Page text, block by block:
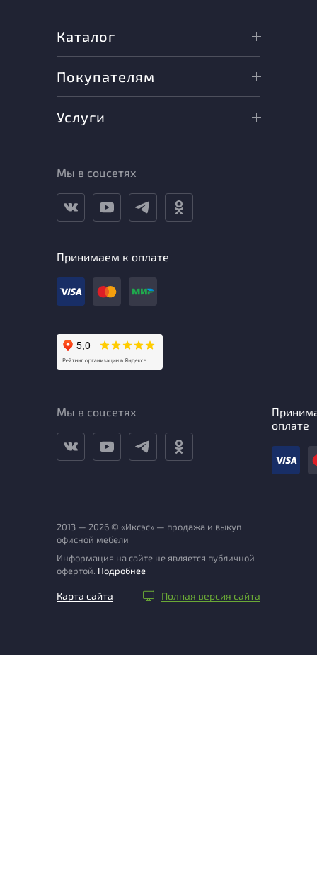
Каталог
Покупателям
Услуги
Мы в соцсетях
Принимаем к оплате
Мы в соцсетях
оплате
2013 — 2026 © «Иксэс» — продажа и выкуп
офисной мебели
Информация на сайте не является публичной
офертой. Подробнее
Карта сайта Полная версия сайта